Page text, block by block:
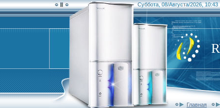
Суббота, 08/Августа/2026, 10:43
Главная